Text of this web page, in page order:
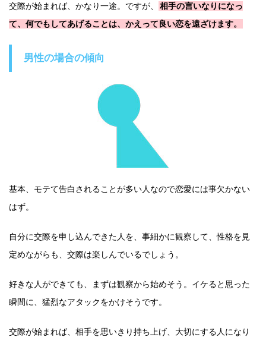
交際が始まれば、かなり一途。ですが、
相手の言いなりになっ
て、何でもしてあげることは、かえって良い恋を遠ざけます。
男性の場合の傾向
基本、モテて告白されることが多い人なので恋愛には事欠かない
はず。
自分に交際を申し込んできた人を、事細かに観察して、性格を見
定めながらも、交際は楽しんでいるでしょう。
好きな人ができても、まずは観察から始めそう。イケると思った
瞬間に、猛烈なアタックをかけそうです。
交際が始まれば、相手を思いきり持ち上げ、大切にする人になり